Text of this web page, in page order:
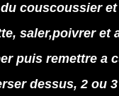
couscoussier et
saler,poivrer et
puis remettre a
dessus, 2 ou